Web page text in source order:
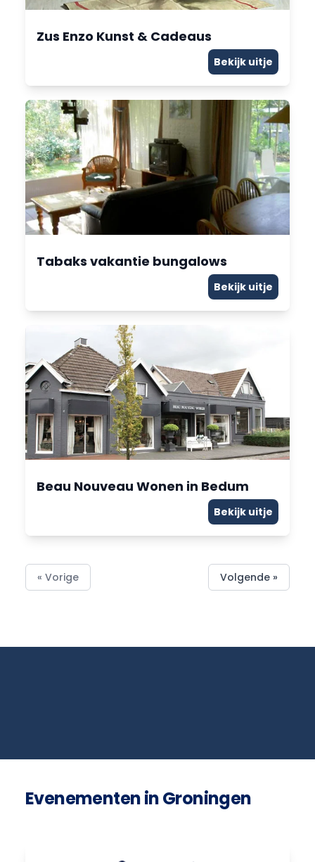
Zus Enzo Kunst & Cadeaus
Bekijk uitje
Tabaks vakantie bungalows
Bekijk uitje
Beau Nouveau Wonen in Bedum
Bekijk uitje
« Vorige Volgende »
Evenementen in Groningen